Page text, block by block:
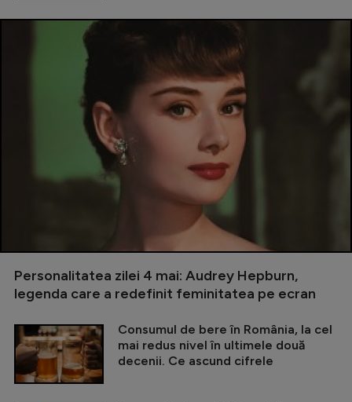
Personalitatea zilei 4 mai: Audrey Hepburn,
legenda care a redefinit feminitatea pe ecran
Consumul de bere în România, la cel
mai redus nivel în ultimele două
decenii. Ce ascund cifrele